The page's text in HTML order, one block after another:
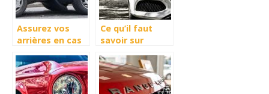
Assurez vos
arrières en cas
voiture
Ce qu’il faut
savoir sur
auto pour
voitures
hybrides